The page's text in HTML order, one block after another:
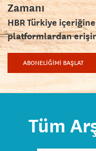
Zamanı
HBR Türkiye
platformlardan
ABONELİĞİMİ BAŞLAT
Tüm